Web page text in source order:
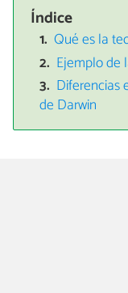
Índice
Qué es la
Ejemplo de
Diferencias
de Darwin